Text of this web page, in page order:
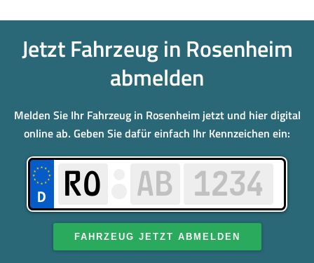
Jetzt Fahrzeug in Rosenheim
abmelden
Melden Sie Ihr Fahrzeug in Rosenheim jetzt und hier digital
online ab. Geben Sie dafür einfach Ihr Kennzeichen ein:
FAHRZEUG JETZT ABMELDEN